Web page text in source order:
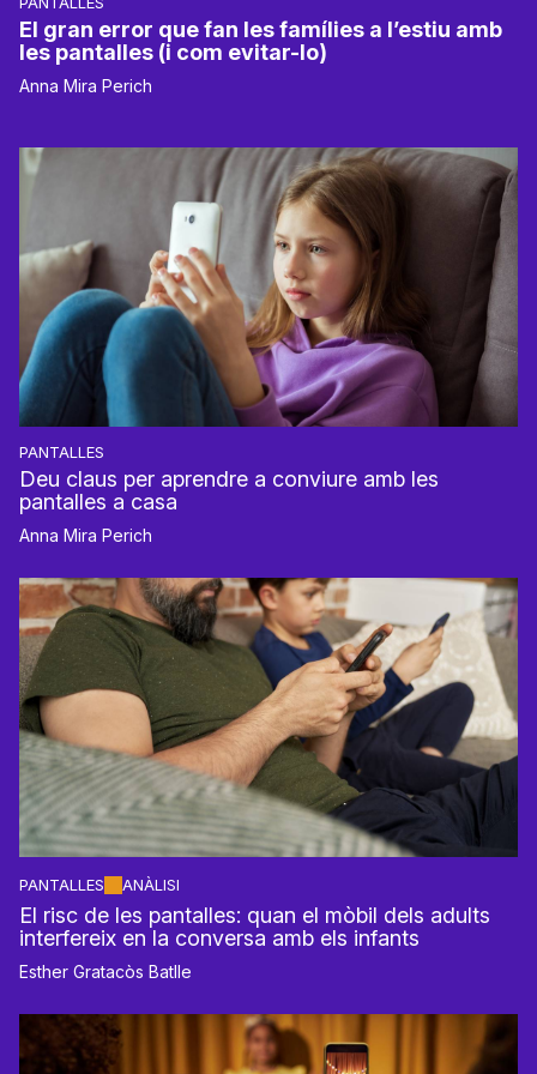
El gran error que fan les famílies a l’estiu amb
les pantalles (i com evitar-lo)
Anna Mira Perich
PANTALLES
Deu claus per aprendre a conviure amb les
pantalles a casa
Anna Mira Perich
PANTALLES ANÀLISI
El risc de les pantalles: quan el mòbil dels adults
interfereix en la conversa amb els infants
Esther Gratacòs Batlle